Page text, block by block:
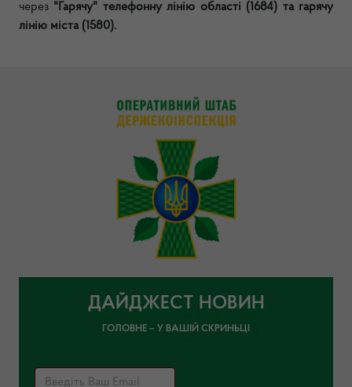
через "Гарячу" телефонну лінію області (1684) та гарячу
лінію міста (1580).
ДАЙДЖЕСТ НОВИН
ГОЛОВНЕ – У ВАШІЙ СКРИНЬЦІ